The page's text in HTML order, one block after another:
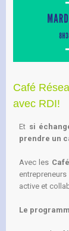
Café
avec RDI!
Et si
prendre un
Avec les
active et
Le